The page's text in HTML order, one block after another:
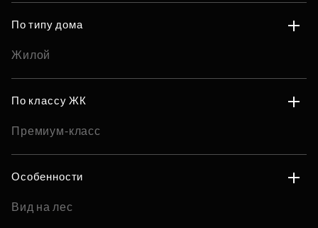
По типу дома
Жилой
По классу ЖК
Премиум-класс
Особенности
Вид на лес